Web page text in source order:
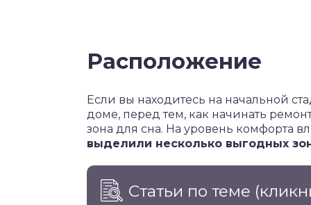
Расположение
Если вы находитесь на начальной
доме, перед тем, как начинать
зона для сна. На уровень комфорта
выделили несколько выгодных
Статьи по теме